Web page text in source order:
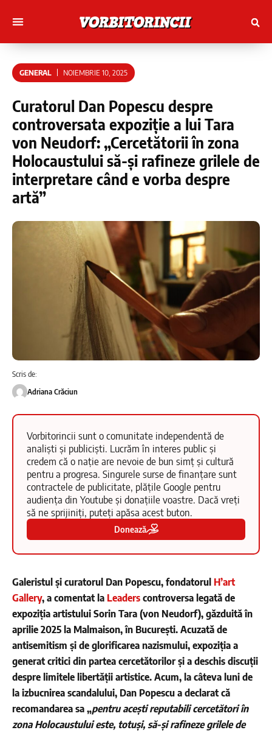
GENERAL NOIEMBRIE 10, 2025
Curatorul Dan Popescu despre
controversata expoziție a lui Tara
von Neudorf: „Cercetătorii în zona
Holocaustului să-și rafineze grilele de
interpretare când e vorba despre
artă”
Scris de:
Adriana Crăciun
Vorbitorincii sunt o comunitate independentă de
analiști și publiciști. Lucrăm în interes public și
credem că o nație are nevoie de bun simț și cultură
pentru a progresa. Singurele surse de finanțare sunt
contractele de publicitate, plățile Google pentru
audiența din Youtube și donațiile voastre. Dacă vreți
să ne sprijiniți, puteți apăsa acest buton.
Donează
Galeristul și curatorul Dan Popescu, fondatorul H’art
Gallery, a comentat la Leaderscontroversa legată de
expoziția artistului Sorin Tara (von Neudorf), găzduită în
aprilie 2025 la Malmaison, în București. Acuzată de
antisemitism și de glorificarea nazismului, expoziția a
generat critici din partea cercetătorilor și a deschis discuții
despre limitele libertății artistice. Acum, la câteva luni de
la izbucnirea scandalului, Dan Popescu a declarat că
recomandarea sa „pentru acești reputabili cercetători în
zona Holocaustului este, totuși, să-și rafineze grilele de